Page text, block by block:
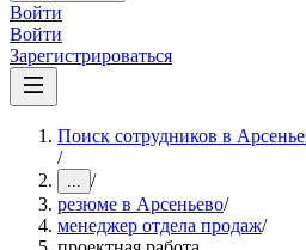
Войти
Войти
Зарегистрироваться
Поиск сотрудников в
/
... /
резюме в Арсеньево/
менеджер отдела продаж/